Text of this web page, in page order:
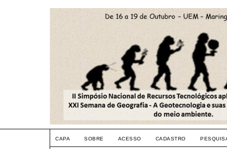
CAPA SOBRE ACESSO CADASTRO